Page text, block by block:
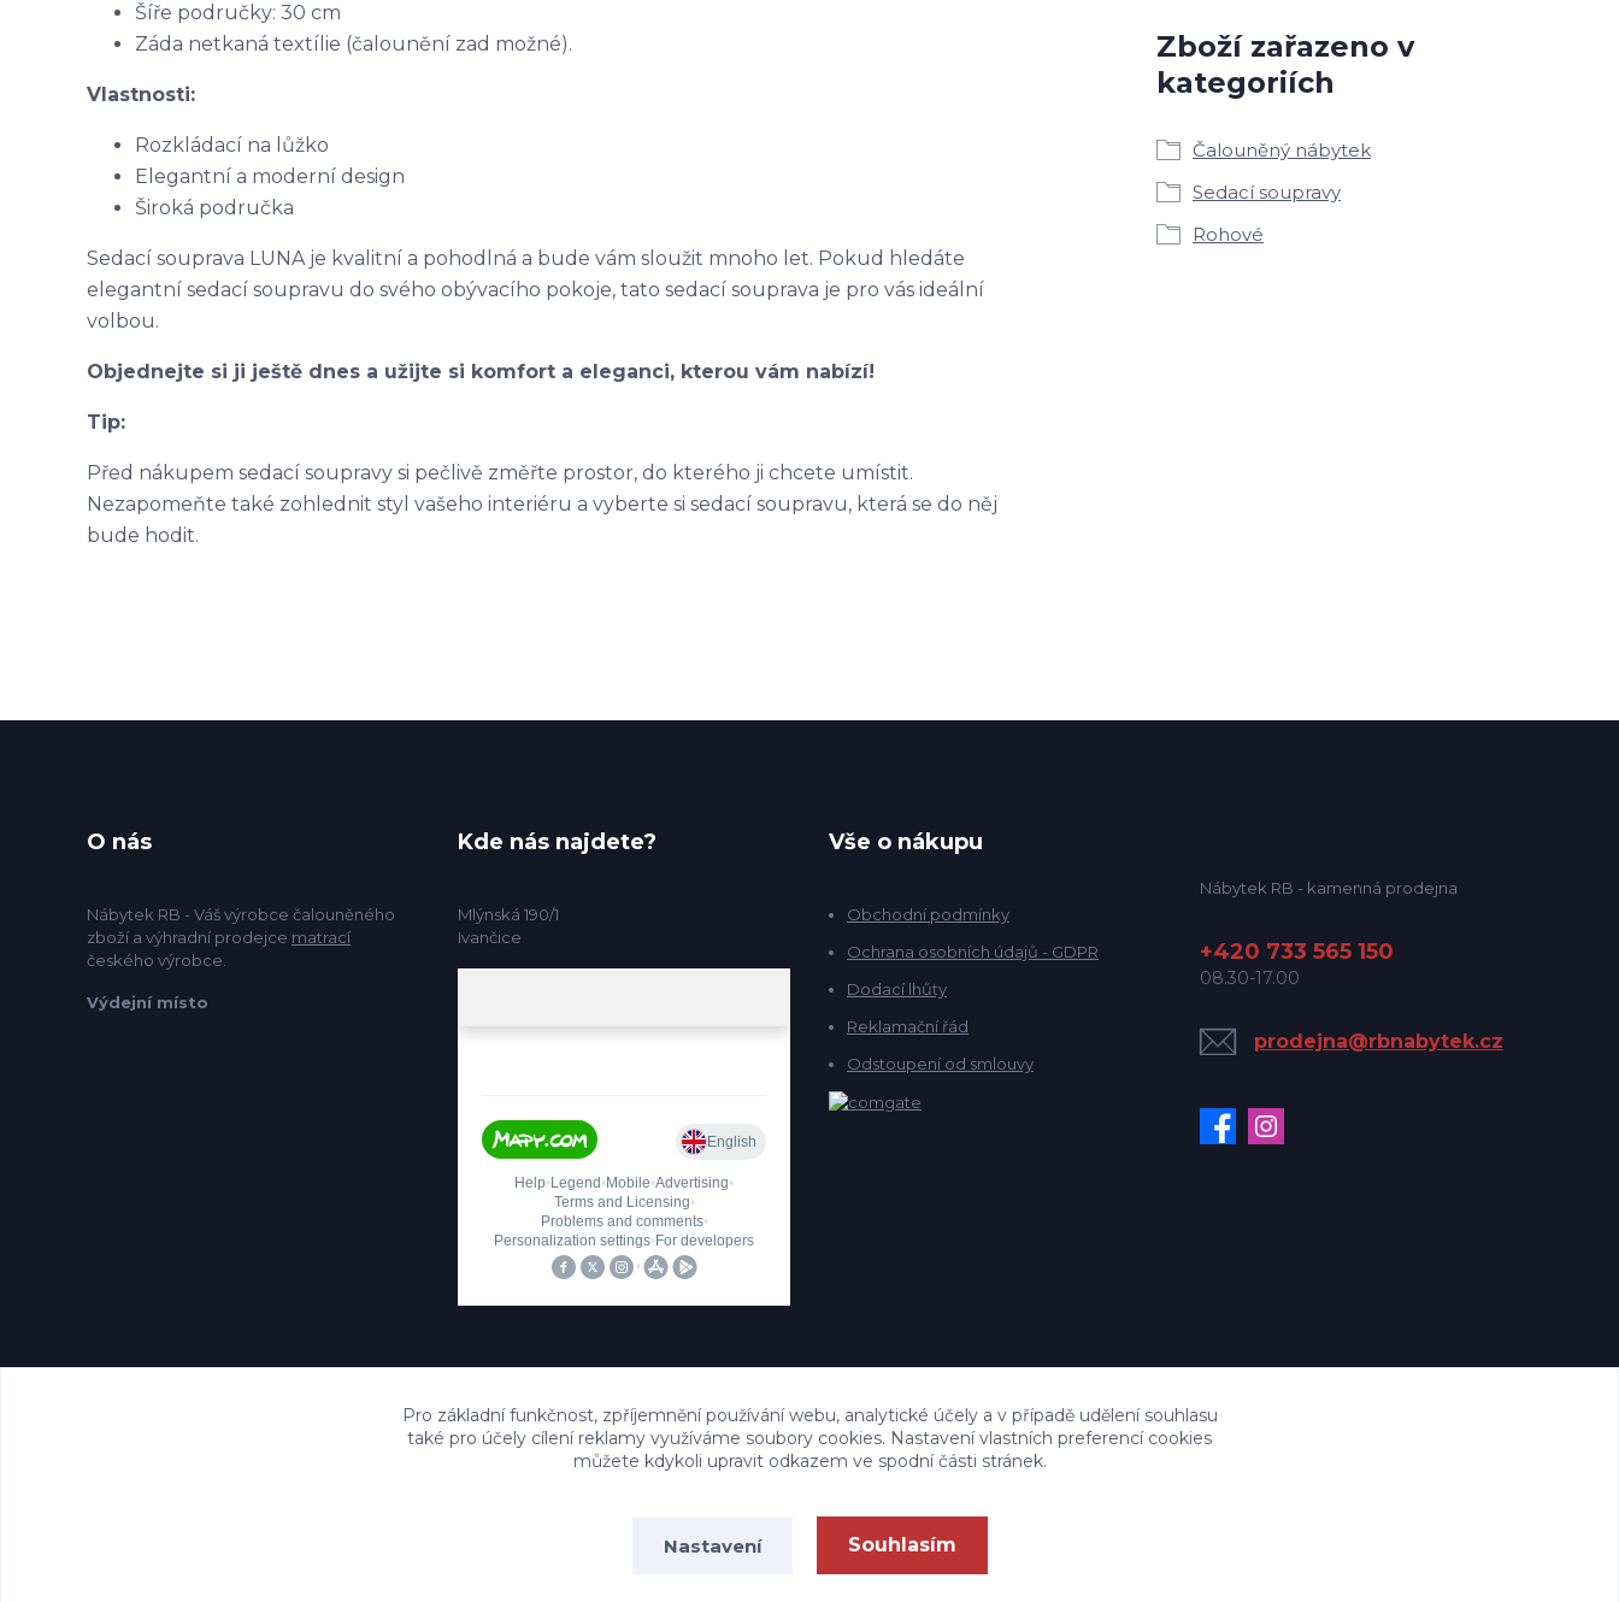
Šíře područky: 30 cm
Záda netkaná textílie (čalounění zad možné).
Vlastnosti:
Rozkládací na lůžko
Elegantní a moderní design
Široká područka
Sedací souprava LUNA je kvalitní a pohodlná a bude vám sloužit mnoho let. Pokud hledáte
elegantní sedací soupravu do svého obývacího pokoje, tato sedací souprava je pro vás ideální
volbou.
Objednejte si ji ještě dnes a užijte si komfort a eleganci, kterou vám nabízí!
Tip:
Před nákupem sedací soupravy si pečlivě změřte prostor, do kterého ji chcete umístit.
Nezapomeňte také zohlednit styl vašeho interiéru a vyberte si sedací soupravu, která se do něj
bude hodit.
Zboží zařazeno v
kategoriích
Čalouněný nábytek
Sedací soupravy
Rohové
O nás
Nábytek RB - Váš výrobce čalouněného
zboží a výhradní prodejce matrací
českého výrobce.
Výdejní místo
Kde nás najdete?
Mlýnská 190/1
Ivančice
Vše o nákupu
Obchodní podmínky
Ochrana osobních údajů - GDPR
Dodací lhůty
Reklamační řád
Odstoupení od smlouvy
Nábytek RB - kamenná prodejna
+420 733 565 150
08.30-17.00
prodejna@rbnabytek.cz
Pro základní funkčnost, zpříjemnění používání webu, analytické účely a v případě udělení souhlasu
také pro účely cílení reklamy využíváme soubory cookies. Nastavení vlastních preferencí cookies
můžete kdykoli upravit odkazem ve spodní části stránek.
Nastavení Souhlasím